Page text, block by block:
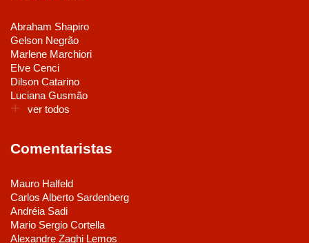
Abraham Shapiro
Gelson Negrão
Marlene Marchiori
Elve Cenci
Dilson Catarino
Luciana Gusmão
ver todos
Comentaristas
Mauro Halfeld
Carlos Alberto Sardenberg
Andréia Sadi
Mario Sergio Cortella
Alexandre Zaghi Lemos